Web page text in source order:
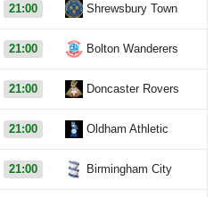
21:00 Shrewsbury Town
21:00 Bolton Wanderers
21:00 Doncaster Rovers
21:00 Oldham Athletic
21:00 Birmingham City